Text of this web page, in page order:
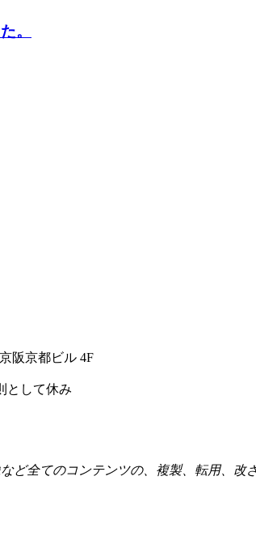
。
阪京都ビル 4F
として休み
ど全てのコンテンツの、複製、転用、改